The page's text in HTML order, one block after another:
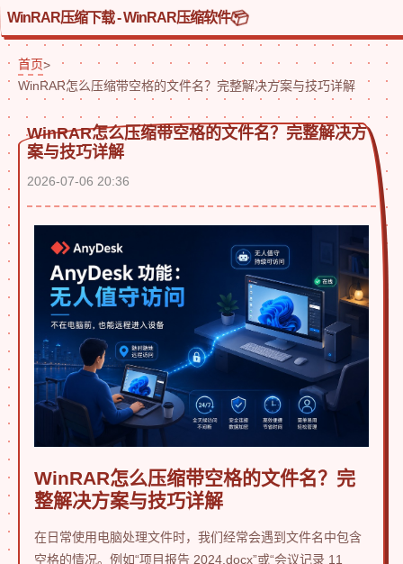
WinRAR压缩下载 - WinRAR压缩软件
首页>
WinRAR怎么压缩带空格的文件名？完整解决方案与技巧详解
WinRAR怎么压缩带空格的文件名？完整解决方
案与技巧详解
2026-07-06 20:36
WinRAR怎么压缩带空格的文件名？完
整解决方案与技巧详解
在日常使用电脑处理文件时，我们经常会遇到文件名中包含
空格的情况。例如“项目报告 2024.docx”或“会议记录 11